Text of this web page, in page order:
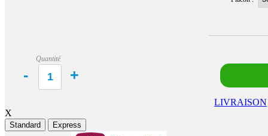
Quantité
LIVRAISON
X
Standard Express